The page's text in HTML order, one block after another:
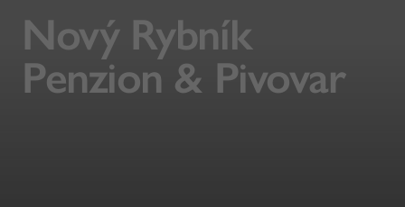
Nový Rybník
Penzion & Pivovar